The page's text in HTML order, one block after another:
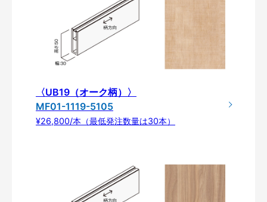
〈UB19（オーク柄）〉
MF01-1119-5105
¥26,800/本（最低発注数量は30本）